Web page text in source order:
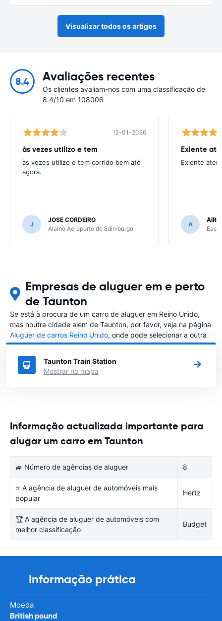
Visualizar todos os artigos
8.4 Avaliações recentes
Os clientes avaliam-nos com uma classificação de
8.4/10 em 108006
12-01-2026
às vezes utilizo e tem
às vezes utilizo e tem corrido bem até
agora.
J
JOSE CORDEIRO
Alamo Aeroporto de Edimburgo
Exlente
Exlente
A
Empresas de aluguer em e perto
de Taunton
Se está à procura de um carro de aluguer em Reino Unido,
mas noutra cidade além de Taunton, por favor, veja na página
Aluguer de carros Reino Unido, onde pode selecionar a outra
cidade em Reino Unido que gostaria de alugar um carro
Taunton Train Station
Mostrar no mapa
Informação actualizada importante para
alugar um carro em Taunton
🚙 Número de agências de aluguer 8
⭐ A agência de aluguer de automóveis mais
popular
Hertz
🏆 A agência de aluguer de automóveis com
melhor classificação
Budget
Informação prática
Moeda
British pound